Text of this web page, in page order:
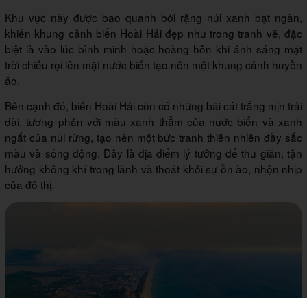
Khu vực này được bao quanh bởi rặng núi xanh bạt ngàn,
khiến khung cảnh biển Hoài Hải đẹp như trong tranh vẽ, đặc
biệt là vào lúc bình minh hoặc hoàng hôn khi ánh sáng mặt
trời chiếu rọi lên mặt nước biển tạo nên một khung cảnh huyền
ảo​.
Bên cạnh đó, biển Hoài Hải còn có những bãi cát trắng mịn trải
dài, tương phản với màu xanh thẳm của nước biển và xanh
ngắt của núi rừng, tạo nên một bức tranh thiên nhiên đầy sắc
màu và sống động. Đây là địa điểm lý tưởng để thư giãn, tận
hưởng không khí trong lành và thoát khỏi sự ồn ào, nhộn nhịp
của đô thị​.